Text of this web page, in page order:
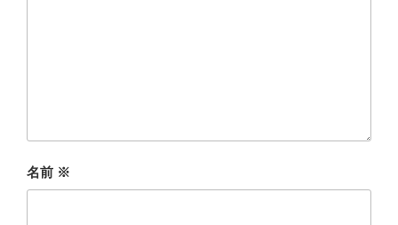
名前 ※